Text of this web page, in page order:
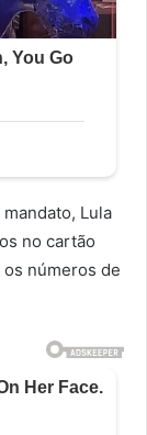
Lula
no cartão
números de